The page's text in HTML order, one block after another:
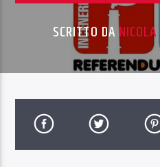
SCRITTO DANICOLA